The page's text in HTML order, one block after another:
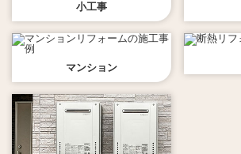
小工事
マンション